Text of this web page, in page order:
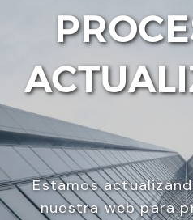
Estamos
nuestra web para